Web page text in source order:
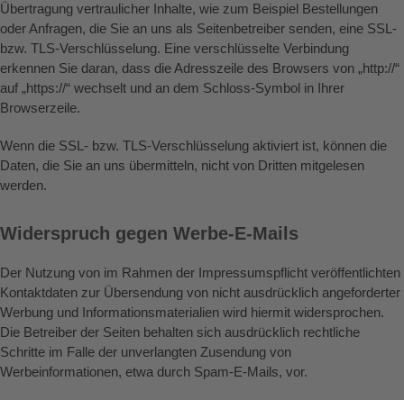
Übertragung vertraulicher Inhalte, wie zum Beispiel Bestellungen
oder Anfragen, die Sie an uns als Seitenbetreiber senden, eine SSL-
bzw. TLS-Verschlüsselung. Eine verschlüsselte Verbindung
erkennen Sie daran, dass die Adresszeile des Browsers von „http://“
auf „https://“ wechselt und an dem Schloss-Symbol in Ihrer
Browserzeile.
Wenn die SSL- bzw. TLS-Verschlüsselung aktiviert ist, können die
Daten, die Sie an uns übermitteln, nicht von Dritten mitgelesen
werden.
Widerspruch gegen Werbe-E-Mails
Der Nutzung von im Rahmen der Impressumspflicht veröffentlichten
Kontaktdaten zur Übersendung von nicht ausdrücklich angeforderter
Werbung und Informationsmaterialien wird hiermit widersprochen.
Die Betreiber der Seiten behalten sich ausdrücklich rechtliche
Schritte im Falle der unverlangten Zusendung von
Werbeinformationen, etwa durch Spam-E-Mails, vor.